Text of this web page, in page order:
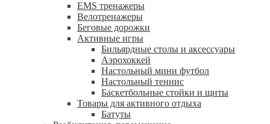
EMS тренажеры
Велотренажеры
Беговые дорожки
Активные игры
Бильярдные столы и аксессуары
Аэрохоккей
Настольный мини футбол
Настольный теннис
Баскетбольные стойки и щиты
Товары для активного отдыха
Батуты